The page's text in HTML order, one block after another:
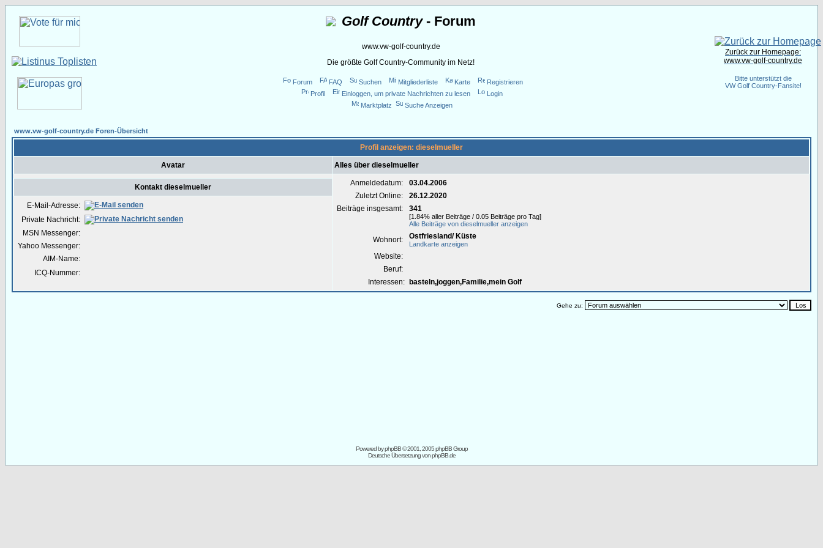
Golf Country- Forum
www.vw-golf-country.de
Die größte Golf Country-Community im Netz!
Forum FAQ Suchen Mitgliederliste Karte
Registrieren
Profil
Einloggen, um private Nachrichten zu lesen
Login
Marktplatz
Suche Anzeigen
Zurück zur Homepage:
www.vw-golf-country.de
Bitte unterstützt die
VW Golf Country-Fansite!
www.vw-golf-country.de Foren-Übersicht
Profil anzeigen: dieselmueller
Avatar Alles über dieselmueller
Anmeldedatum:
03.04.2006
Zuletzt Online:
26.12.2020
Beiträge insgesamt:
341
[1.84% aller Beiträge / 0.05 Beiträge pro Tag]
Alle Beiträge von dieselmueller anzeigen
Wohnort: Ostfriesland/ Küste
Landkarte anzeigen
Website:
Beruf:
Interessen:
basteln,joggen,Familie,mein Golf
Kontakt dieselmueller
E-Mail-Adresse:
Private Nachricht:
MSN Messenger:
Yahoo Messenger:
AIM-Name:
ICQ-Nummer:
Gehe zu:
Powered byphpBB© 2001, 2005 phpBB Group
Deutsche Übersetzung vonphpBB.de